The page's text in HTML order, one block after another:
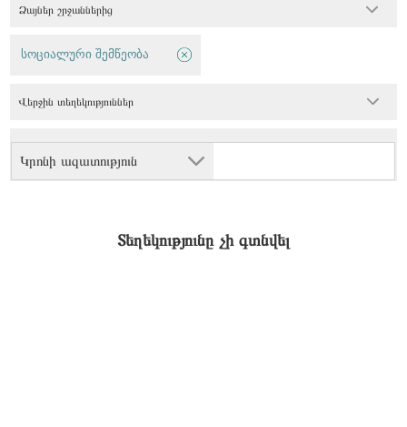
Ձայներ շրջաններից
Կրոնի ազատություն
სოციალური შემწეობა
Վերջին տեղեկություններ
Տեղեկությունը չի գտնվել